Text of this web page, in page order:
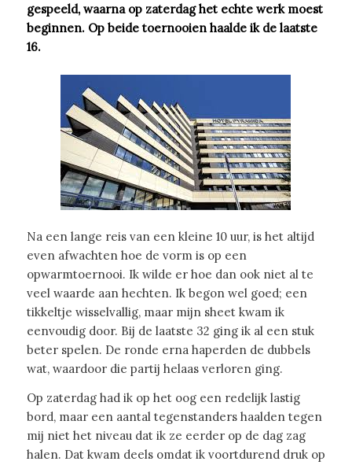
gespeeld, waarna op zaterdag het echte werk moest
beginnen. Op beide toernooien haalde ik de laatste
16.
Na een lange reis van een kleine 10 uur, is het altijd
even afwachten hoe de vorm is op een
opwarmtoernooi. Ik wilde er hoe dan ook niet al te
veel waarde aan hechten. Ik begon wel goed; een
tikkeltje wisselvallig, maar mijn sheet kwam ik
eenvoudig door. Bij de laatste 32 ging ik al een stuk
beter spelen. De ronde erna haperden de dubbels
wat, waardoor die partij helaas verloren ging.
Op zaterdag had ik op het oog een redelijk lastig
bord, maar een aantal tegenstanders haalden tegen
mij niet het niveau dat ik ze eerder op de dag zag
halen. Dat kwam deels omdat ik voortdurend druk op